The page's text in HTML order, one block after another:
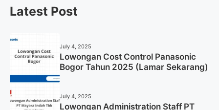
Latest Post
July 4, 2025
Lowongan Cost Control Panasonic
Bogor Tahun 2025 (Lamar Sekarang)
July 4, 2025
Lowongan Administration Staff PT